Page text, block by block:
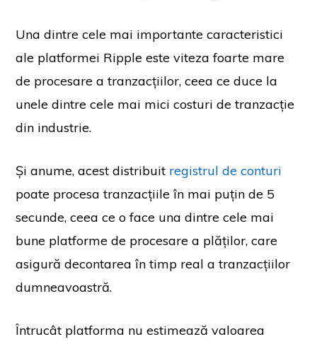
Una dintre cele mai importante caracteristici
ale platformei Ripple este viteza foarte mare
de procesare a tranzacțiilor, ceea ce duce la
unele dintre cele mai mici costuri de tranzacție
din industrie.
Și anume, acest distribuit registrul de conturi
poate procesa tranzacțiile în mai puțin de 5
secunde, ceea ce o face una dintre cele mai
bune platforme de procesare a plăților, care
asigură decontarea în timp real a tranzacțiilor
dumneavoastră.
Întrucât platforma nu estimează valoarea